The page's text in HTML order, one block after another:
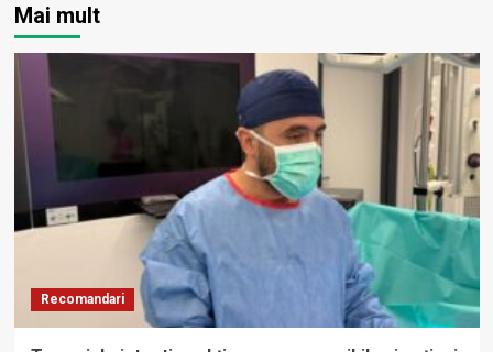
Mai mult
Recomandari